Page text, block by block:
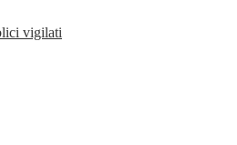
vigilati